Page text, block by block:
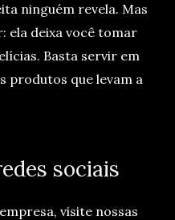
ninguém revela. Mas
ela deixa você tomar
Basta servir em
produtos que levam a
sociais
visite nossas